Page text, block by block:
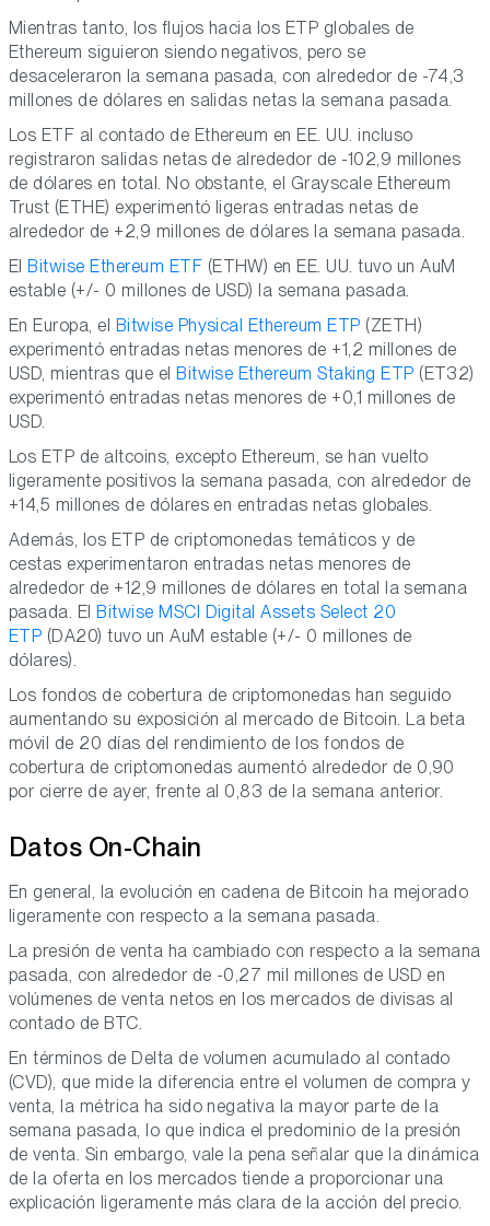
Mientras tanto, los flujos hacia los ETP globales de
Ethereum siguieron siendo negativos, pero se
desaceleraron la semana pasada, con alrededor de -74,3
millones de dólares en salidas netas la semana pasada.
Los ETF al contado de Ethereum en EE. UU. incluso
registraron salidas netas de alrededor de -102,9 millones
de dólares en total. No obstante, el Grayscale Ethereum
Trust (ETHE) experimentó ligeras entradas netas de
alrededor de +2,9 millones de dólares la semana pasada.
El Bitwise Ethereum ETF (ETHW) en EE. UU. tuvo un AuM
estable (+/- 0 millones de USD) la semana pasada.
En Europa, el Bitwise Physical Ethereum ETP (ZETH)
experimentó entradas netas menores de +1,2 millones de
USD, mientras que el Bitwise Ethereum Staking ETP (ET32)
experimentó entradas netas menores de +0,1 millones de
USD.
Los ETP de altcoins, excepto Ethereum, se han vuelto
ligeramente positivos la semana pasada, con alrededor de
+14,5 millones de dólares en entradas netas globales.
Además, los ETP de criptomonedas temáticos y de
cestas experimentaron entradas netas menores de
alrededor de +12,9 millones de dólares en total la semana
pasada. El Bitwise MSCI Digital Assets Select 20
ETP (DA20) tuvo un AuM estable (+/- 0 millones de
dólares).
Los fondos de cobertura de criptomonedas han seguido
aumentando su exposición al mercado de Bitcoin. La beta
móvil de 20 días del rendimiento de los fondos de
cobertura de criptomonedas aumentó alrededor de 0,90
por cierre de ayer, frente al 0,83 de la semana anterior.
Datos On-Chain
En general, la evolución en cadena de Bitcoin ha mejorado
ligeramente con respecto a la semana pasada.
La presión de venta ha cambiado con respecto a la semana
pasada, con alrededor de -0,27 mil millones de USD en
volúmenes de venta netos en los mercados de divisas al
contado de BTC.
En términos de Delta de volumen acumulado al contado
(CVD), que mide la diferencia entre el volumen de compra y
venta, la métrica ha sido negativa la mayor parte de la
semana pasada, lo que indica el predominio de la presión
de venta. Sin embargo, vale la pena señalar que la dinámica
de la oferta en los mercados tiende a proporcionar una
explicación ligeramente más clara de la acción del precio.